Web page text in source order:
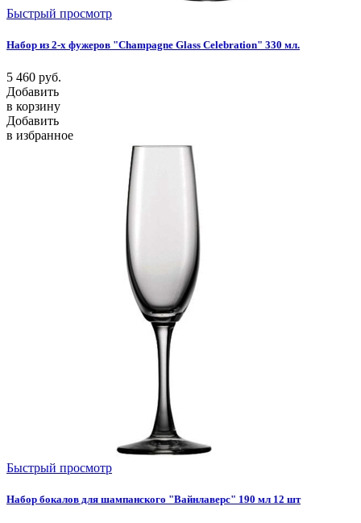
Быстрый просмотр
Набор из 2-х фужеров "Champagne Glass Celebration" 330 мл.
5 460 руб.
Добавить
в корзину
Добавить
в избранное
Быстрый просмотр
Набор бокалов для шампанского "Вайнлаверс" 190 мл 12 шт